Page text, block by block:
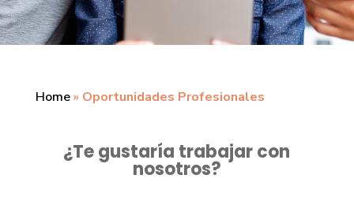
Home» Oportunidades Profesionales
¿Te gustaría trabajar con
nosotros?